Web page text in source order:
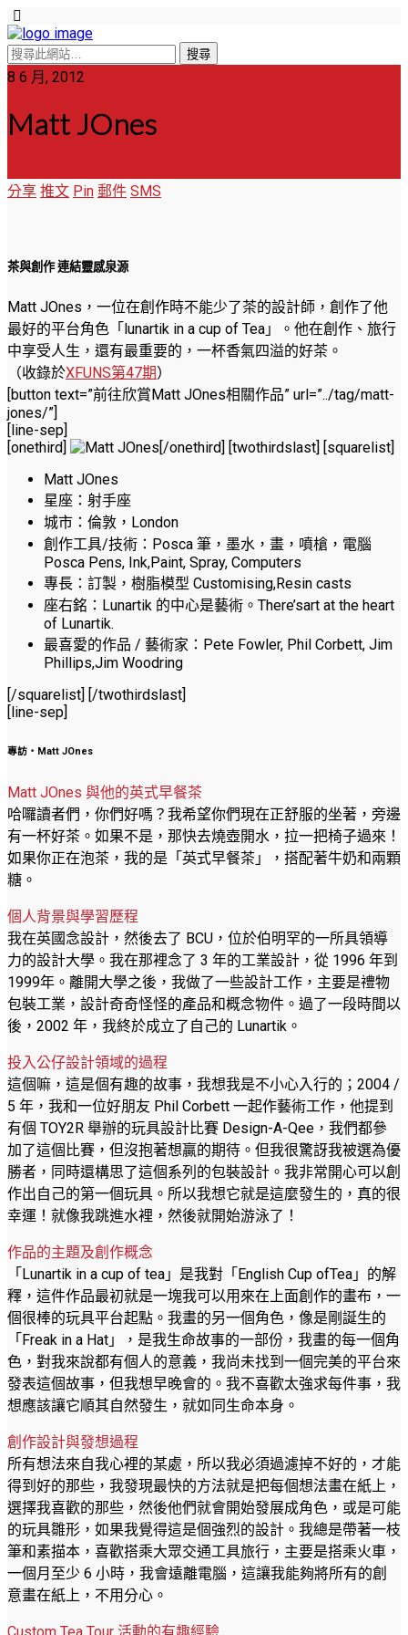
8 6 月, 2012
Matt JOnes
分享 推文 Pin 郵件 SMS
茶與創作 連結靈感泉源
Matt JOnes，一位在創作時不能少了茶的設計師，創作了他
最好的平台角色「lunartik in a cup of Tea」。他在創作、旅行
中享受人生，還有最重要的，一杯香氣四溢的好茶。
（收錄於XFUNS第47期）
[button text=”前往欣賞Matt JOnes相關作品” url=”../tag/matt-
jones/”]
[line-sep]
[onethird]
[/onethird] [twothirdslast] [squarelist]
Matt JOnes
星座：射手座
城市：倫敦，London
創作工具/技術：Posca 筆，墨水，畫，噴槍，電腦
Posca Pens, Ink,Paint, Spray, Computers
專長：訂製，樹脂模型 Customising,Resin casts
座右銘：Lunartik 的中心是藝術。There’sart at the heart
of Lunartik.
最喜愛的作品 / 藝術家：Pete Fowler, Phil Corbett, Jim
Phillips,Jim Woodring
[/squarelist] [/twothirdslast]
[line-sep]
專訪‧Matt JOnes
Matt JOnes 與他的英式早餐茶
哈囉讀者們，你們好嗎？我希望你們現在正舒服的坐著，旁邊
有一杯好茶。如果不是，那快去燒壺開水，拉一把椅子過來！
如果你正在泡茶，我的是「英式早餐茶」，搭配著牛奶和兩顆
糖。
個人背景與學習歷程
我在英國念設計，然後去了 BCU，位於伯明罕的一所具領導
力的設計大學。我在那裡念了 3 年的工業設計，從 1996 年到
1999年。離開大學之後，我做了一些設計工作，主要是禮物
包裝工業，設計奇奇怪怪的產品和概念物件。過了一段時間以
後，2002 年，我終於成立了自己的 Lunartik。
投入公仔設計領域的過程
這個嘛，這是個有趣的故事，我想我是不小心入行的；2004 /
5 年，我和一位好朋友 Phil Corbett 一起作藝術工作，他提到
有個 TOY2R 舉辦的玩具設計比賽 Design-A-Qee，我們都參
加了這個比賽，但沒抱著想贏的期待。但我很驚訝我被選為優
勝者，同時還構思了這個系列的包裝設計。我非常開心可以創
作出自己的第一個玩具。所以我想它就是這麼發生的，真的很
幸運！就像我跳進水裡，然後就開始游泳了！
作品的主題及創作概念
「Lunartik in a cup of tea」是我對「English Cup ofTea」的解
釋，這件作品最初就是一塊我可以用來在上面創作的畫布，一
個很棒的玩具平台起點。我畫的另一個角色，像是剛誕生的
「Freak in a Hat」，是我生命故事的一部份，我畫的每一個角
色，對我來說都有個人的意義，我尚未找到一個完美的平台來
發表這個故事，但我想早晚會的。我不喜歡太強求每件事，我
想應該讓它順其自然發生，就如同生命本身。
創作設計與發想過程
所有想法來自我心裡的某處，所以我必須過濾掉不好的，才能
得到好的那些，我發現最快的方法就是把每個想法畫在紙上，
選擇我喜歡的那些，然後他們就會開始發展成角色，或是可能
的玩具雛形，如果我覺得這是個強烈的設計。我總是帶著一枝
筆和素描本，喜歡搭乘大眾交通工具旅行，主要是搭乘火車，
一個月至少 6 小時，我會遠離電腦，這讓我能夠將所有的創
意畫在紙上，不用分心。